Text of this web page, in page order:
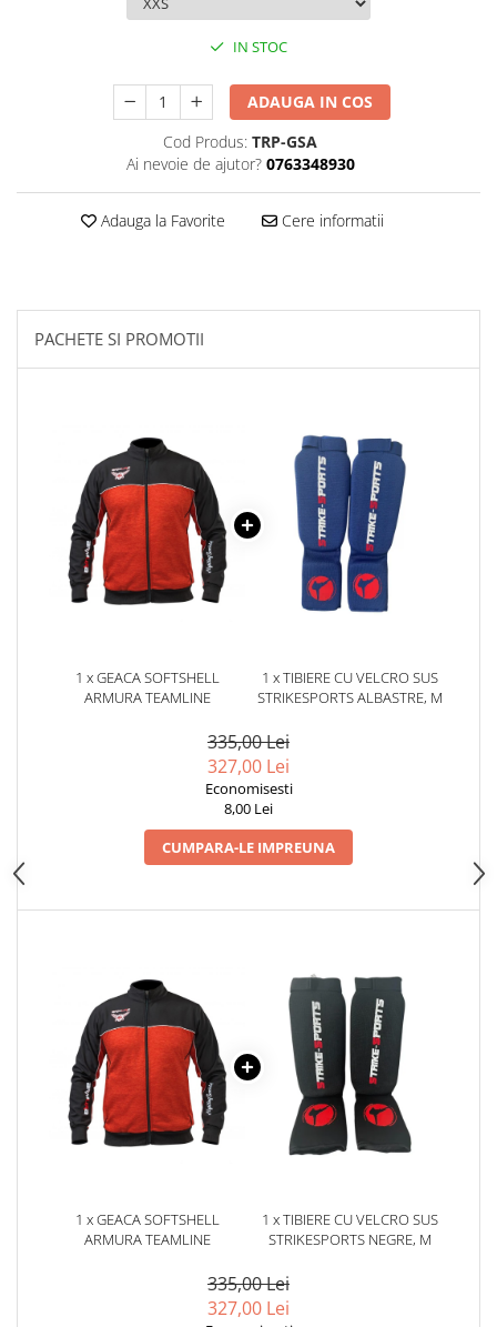
Perne Antebrat/Pao
Manechini Arte Martiale
Echipament Antrenori
Sorturi Kickboxing / MMA
Bluze / Hanorace/Geci
Sepci / Caciuli
Echipament compresie
Lupte/Wrestling
Incaltaminte
Dresuri/Echipament
Accesorii Lupte/Wrestling
Suprafete de lupta/Dotari sala
Suprafete de Lupta/Antrenament
Suplimente pt Masa Musculara
Vitamine/Minerale
Medicina Sportiva/Recuperare
IN STOC
ADAUGA IN COS
Cod Produs: TRP-GSA
Ai nevoie de ajutor? 0763348930
Adauga la Favorite Cere informatii
PACHETE SI PROMOTII
1 x GEACA SOFTSHELL
ARMURA TEAMLINE
1 x TIBIERE CU VELCRO SUS
STRIKESPORTS ALBASTRE, M
335,00 Lei
327,00 Lei
Economisesti
8,00 Lei
CUMPARA-LE IMPREUNA
1 x GEACA SOFTSHELL
ARMURA TEAMLINE
1 x TIBIERE CU VELCRO SUS
STRIKESPORTS NEGRE, M
335,00 Lei
327,00 Lei